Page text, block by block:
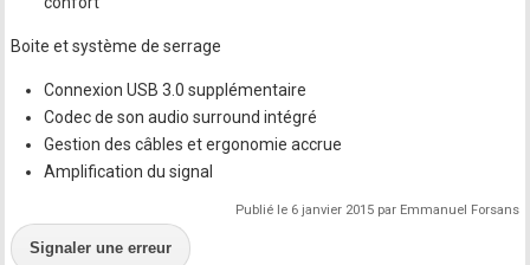
Boite et système de serrage
Connexion USB 3.0 supplémentaire
Codec de son audio surround intégré
Gestion des câbles et ergonomie accrue
Amplification du signal
Publié le 6 janvier 2015 par Emmanuel Forsans
Signaler une erreur